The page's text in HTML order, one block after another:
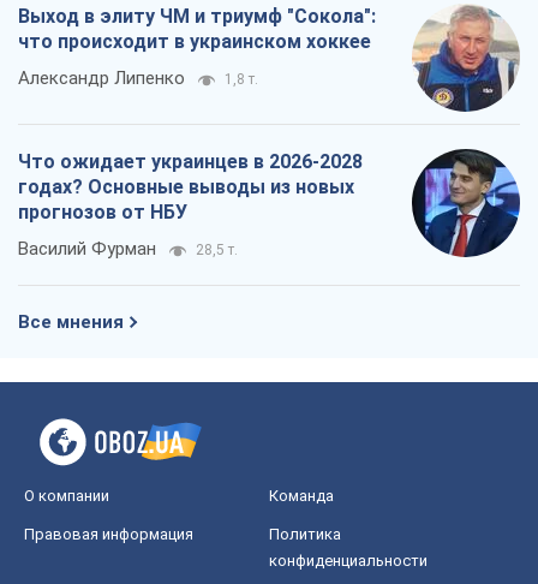
Выход в элиту ЧМ и триумф "Сокола":
что происходит в украинском хоккее
Александр Липенко 1,8 т.
Что ожидает украинцев в 2026-2028
годах? Основные выводы из новых
прогнозов от НБУ
Василий Фурман 28,5 т.
Все мнения
О компании Команда
Правовая информация
Политика
конфиденциальности